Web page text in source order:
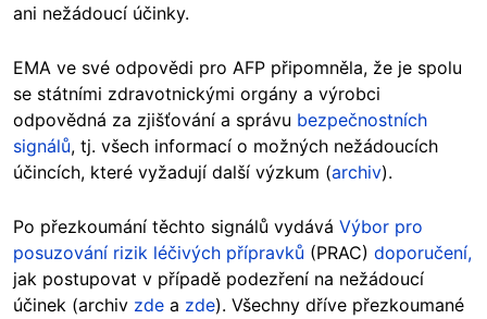
ani nežádoucí účinky.
EMA ve své odpovědi pro AFP připomněla, že je spolu
se státními zdravotnickými orgány a výrobci
odpovědná za zjišťování a správu bezpečnostních
signálů, tj. všech informací o možných nežádoucích
účincích, které vyžadují další výzkum (archiv).
Po přezkoumání těchto signálů vydává Výbor pro
posuzování rizik léčivých přípravků (PRAC) doporučení,
jak postupovat v případě podezření na nežádoucí
účinek (archiv zde a zde). Všechny dříve přezkoumané